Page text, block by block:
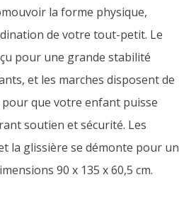
la forme physique,
de votre tout-petit. Le
pour une grande stabilité
et les marches disposent de
que votre enfant puisse
soutien et sécurité. Les
la glissière se démonte pour un
90 x 135 x 60,5 cm.